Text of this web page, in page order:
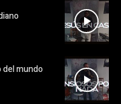
del mundo